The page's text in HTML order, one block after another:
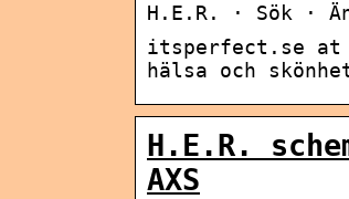
H.E.R. · Sök ·
itsperfect.se at
hälsa och
H.E.R.
AXS